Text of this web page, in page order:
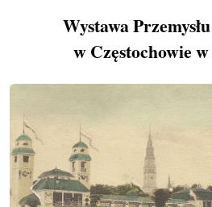
Wystawa
w Częstochowie
Previous